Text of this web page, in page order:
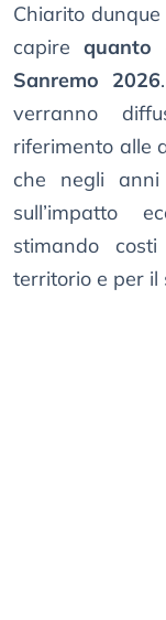
Chiarito
capirequanto
Sanremo 2026
verranno
riferimento alle
che negli
sull’impatto
stimando
territorio e per il